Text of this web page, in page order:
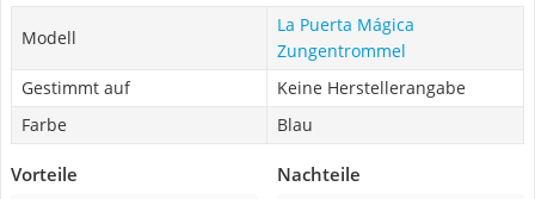
Modell
La Puerta Mágica
Zungentrommel
Gestimmt auf
Keine Herstellerangabe
Farbe
Blau
Vorteile Nachteile